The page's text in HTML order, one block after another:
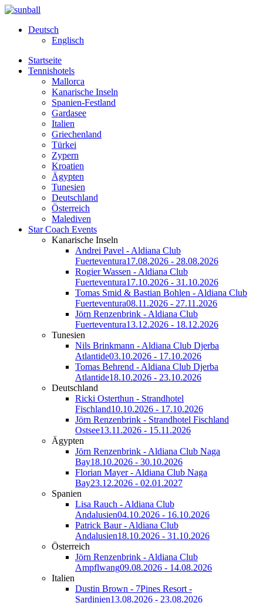
Deutsch
Englisch
Startseite
Tennishotels
Mallorca
Kanarische Inseln
Spanien-Festland
Gardasee
Italien
Griechenland
Türkei
Zypern
Kroatien
Ägypten
Tunesien
Deutschland
Österreich
Malediven
Star Coach Events
Kanarische Inseln
Andrei Pavel - Aldiana Club
Fuerteventura17.08.2026 - 28.08.2026
Rogier Wassen - Aldiana Club
Fuerteventura17.10.2026 - 31.10.2026
Tomas Smid & Bastian Bohlen - Aldiana Club
Fuerteventura08.11.2026 - 27.11.2026
Jörn Renzenbrink - Aldiana Club
Fuerteventura13.12.2026 - 18.12.2026
Tunesien
Nils Brinkmann - Aldiana Club Djerba
Atlantide03.10.2026 - 17.10.2026
Tomas Behrend - Aldiana Club Djerba
Atlantide18.10.2026 - 23.10.2026
Deutschland
Ricki Osterthun - Strandhotel
Fischland10.10.2026 - 17.10.2026
Jörn Renzenbrink - Strandhotel Fischland
Ostsee13.11.2026 - 15.11.2026
Ägypten
Jörn Renzenbrink - Aldiana Club Naga
Bay18.10.2026 - 30.10.2026
Florian Mayer - Aldiana Club Naga
Bay23.12.2026 - 02.01.2027
Spanien
Lisa Rauch - Aldiana Club
Andalusien04.10.2026 - 16.10.2026
Patrick Baur - Aldiana Club
Andalusien18.10.2026 - 31.10.2026
Österreich
Jörn Renzenbrink - Aldiana Club
Ampflwang09.08.2026 - 14.08.2026
Italien
Dustin Brown - 7Pines Resort -
Sardinien13.08.2026 - 23.08.2026